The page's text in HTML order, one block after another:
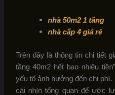
nhà 50m2 1 tầng
nhà cấp 4 giá rẻ
Trên đây là thông tin chi tiết
tầng 40m2 hết bao nhiêu
yếu tố ảnh hưởng đến chi
cái nhìn tổng quan để ước